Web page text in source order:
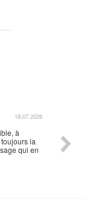
18.07.2026
à
la
qui en